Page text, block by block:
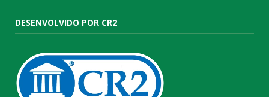
DESENVOLVIDO POR CR2